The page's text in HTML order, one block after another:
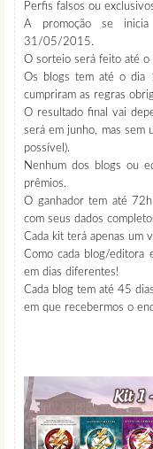
Perfis falsos ou
A promoção se
31/05/2015.
O sorteio será feito até o
Os blogs tem até o dia
cumpriram as regras
O resultado final vai
será em junho, mas sem
possível).
Nenhum dos blogs ou
prêmios.
O ganhador tem até
com seus dados
Cada kit terá apenas um
Como cada blog/editora
em dias diferentes!
Cada blog tem até 45
em que recebermos o